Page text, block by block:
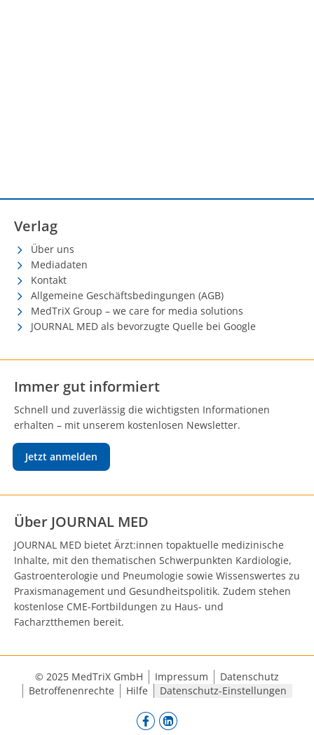
Verlag
Über uns
Mediadaten
Kontakt
Allgemeine Geschäftsbedingungen (AGB)
MedTriX Group – we care for media solutions
JOURNAL MED als bevorzugte Quelle bei Google
Immer gut informiert
Schnell und zuverlässig die wichtigsten Informationen
erhalten – mit unserem kostenlosen Newsletter.
Jetzt anmelden
Über JOURNAL MED
JOURNAL MED bietet Ärzt:innen topaktuelle medizinische
Inhalte, mit den thematischen Schwerpunkten Kardiologie,
Gastroenterologie und Pneumologie sowie Wissenswertes zu
Praxismanagement und Gesundheitspolitik. Zudem stehen
kostenlose CME-Fortbildungen zu Haus- und
Facharztthemen bereit.
© 2025 MedTriX GmbH Impressum
Datenschutz
Betroffenenrechte
Hilfe Datenschutz-Einstellungen